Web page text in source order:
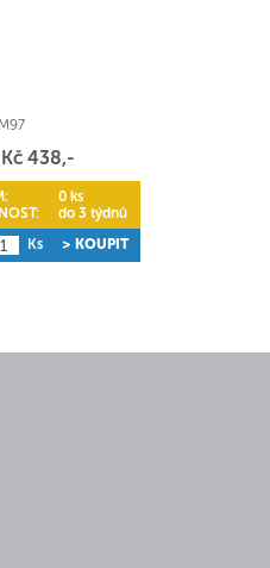
438,-
0 ks
do 3 týdnů
Ks > KOUPIT